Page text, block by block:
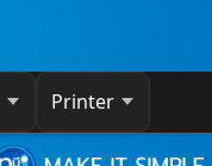
Printer